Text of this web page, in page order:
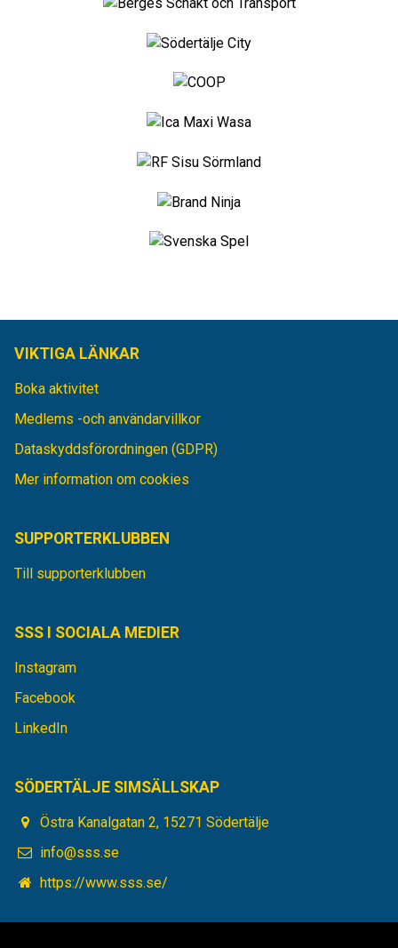
VIKTIGA LÄNKAR
Boka aktivitet
Medlems -och användarvillkor
Dataskyddsförordningen (GDPR)
Mer information om cookies
SUPPORTERKLUBBEN
Till supporterklubben
SSS I SOCIALA MEDIER
Instagram
Facebook
LinkedIn
SÖDERTÄLJE SIMSÄLLSKAP
Östra Kanalgatan 2, 15271 Södertälje
info@sss.se
https://www.sss.se/